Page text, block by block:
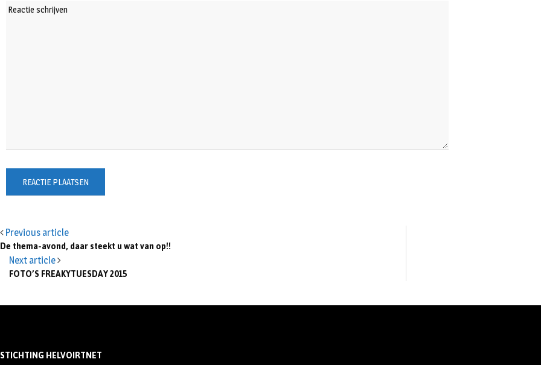
Previous article
De thema-avond, daar steekt u wat van op!!
Next article
FOTO’S FREAKYTUESDAY 2015
STICHTING HELVOIRTNET